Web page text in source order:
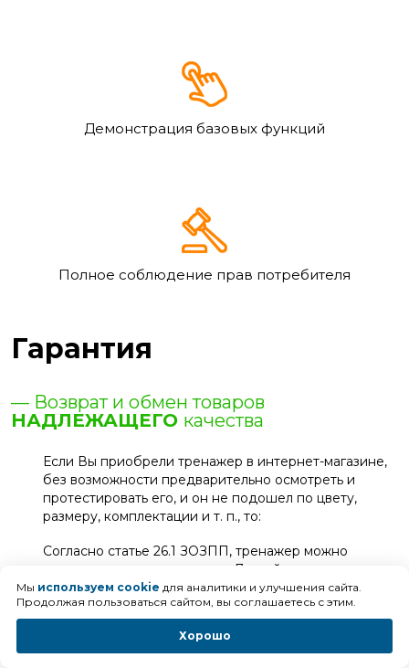
Демонстрация базовых функций
Полное соблюдение прав потребителя
Гарантия
— Возврат и обмен товаров
НАДЛЕЖАЩЕГО качества
Если Вы приобрели тренажер в интернет-магазине,
без возможности предварительно осмотреть и
протестировать его, и он не подошел по цвету,
размеру, комплектации и т. п., то:
Согласно статье 26.1 ЗОЗПП, тренажер можно
вернуть продавцу в течение 7 дней с момента
покупки по письменному заявлению, при условии
полной сохранности упаковки и товарного вида. А
продавец, в течение 10 дней с момента
предъявления заявления, должен его
Мы используем cookie для аналитики и улучшения сайта.
Продолжая пользоваться сайтом, вы соглашаетесь с этим.
Хорошо